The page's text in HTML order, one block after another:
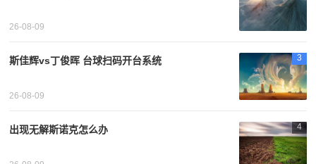
26-08-09
3
斯佳辉vs丁俊晖 台球扫码开台系统
26-08-09
4
出现无解斯诺克怎么办